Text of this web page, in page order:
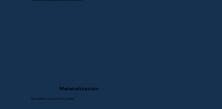
Materialización
Ejecutadmos con precisión y calidad